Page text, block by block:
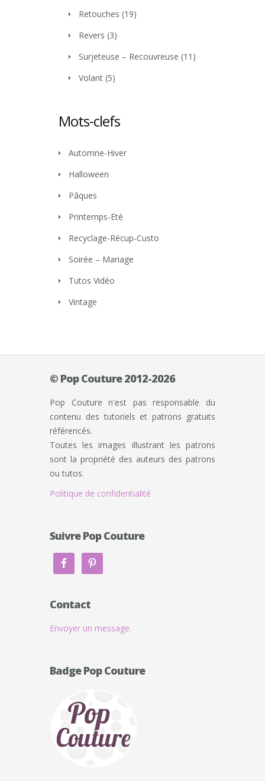
Retouches (19)
Revers (3)
Surjeteuse – Recouvreuse (11)
Volant (5)
Mots-clefs
Automne-Hiver
Halloween
Pâques
Printemps-Eté
Recyclage-Récup-Custo
Soirée – Mariage
Tutos Vidéo
Vintage
© Pop Couture 2012-2026
Pop Couture n'est pas responsable du
contenu des tutoriels et patrons gratuits
référencés.
Toutes les images illustrant les patrons
sont la propriété des auteurs des patrons
ou tutos.
Politique de confidentialité
Suivre Pop Couture
Contact
Envoyer un message.
Badge Pop Couture